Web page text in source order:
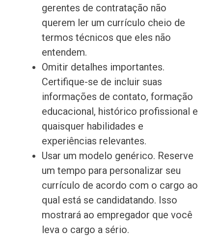
gerentes de contratação não
querem ler um currículo cheio de
termos técnicos que eles não
entendem.
Omitir detalhes importantes.
Certifique-se de incluir suas
informações de contato, formação
educacional, histórico profissional e
quaisquer habilidades e
experiências relevantes.
Usar um modelo genérico. Reserve
um tempo para personalizar seu
currículo de acordo com o cargo ao
qual está se candidatando. Isso
mostrará ao empregador que você
leva o cargo a sério.